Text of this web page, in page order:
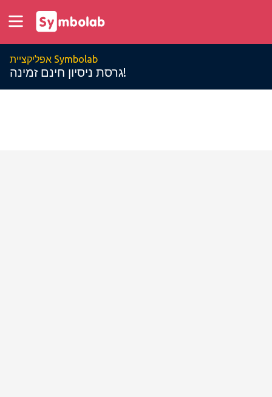
אפליקציית Symbolab
גרסת ניסיון חינם זמינה!